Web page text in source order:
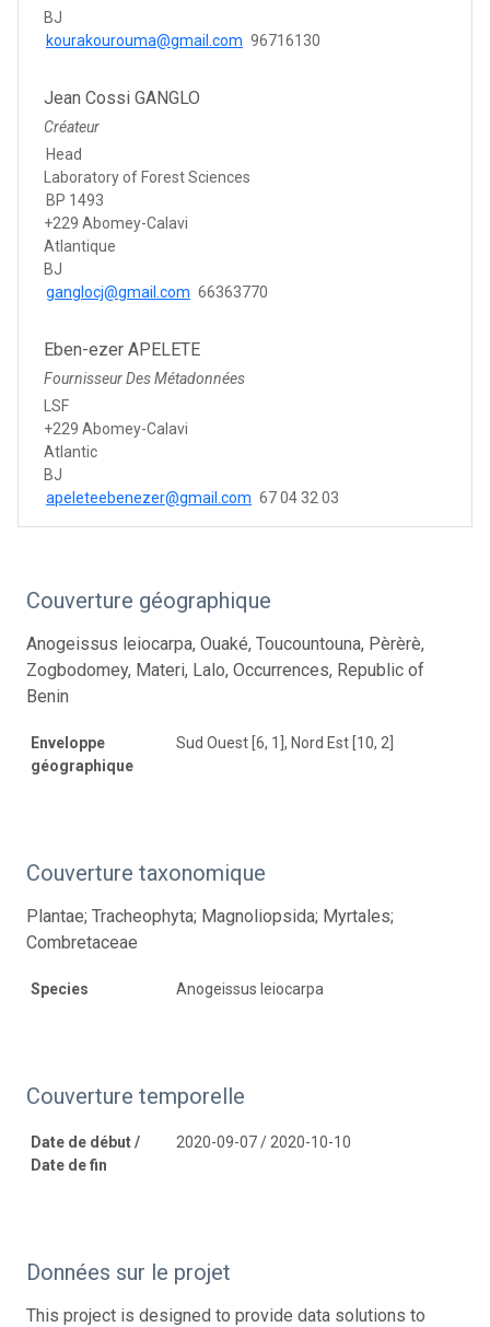
BJ
kourakourouma@gmail.com 96716130
Jean Cossi GANGLO
Créateur
Head
Laboratory of Forest Sciences
BP 1493
+229 Abomey-Calavi
Atlantique
BJ
ganglocj@gmail.com 66363770
Eben-ezer APELETE
Fournisseur Des Métadonnées
LSF
+229 Abomey-Calavi
Atlantic
BJ
apeleteebenezer@gmail.com 67 04 32 03
Couverture géographique
Anogeissus leiocarpa, Ouaké, Toucountouna, Pèrèrè,
Zogbodomey, Materi, Lalo, Occurrences, Republic of
Benin
Enveloppe
géographique
Sud Ouest [6, 1], Nord Est [10, 2]
Couverture taxonomique
Plantae; Tracheophyta; Magnoliopsida; Myrtales;
Combretaceae
Species Anogeissus leiocarpa
Couverture temporelle
Date de début /
Date de fin
2020-09-07 / 2020-10-10
Données sur le projet
This project is designed to provide data solutions to